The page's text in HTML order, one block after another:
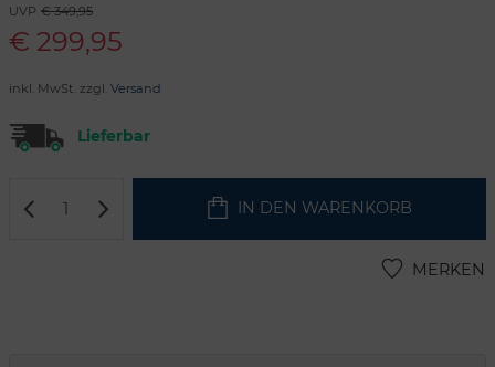
UVP € 349,95
€ 299,95
inkl. MwSt. zzgl. Versand
Lieferbar
IN DEN WARENKORB
MERKEN